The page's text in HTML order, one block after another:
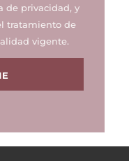
de privacidad, y
tratamiento de
vigente.